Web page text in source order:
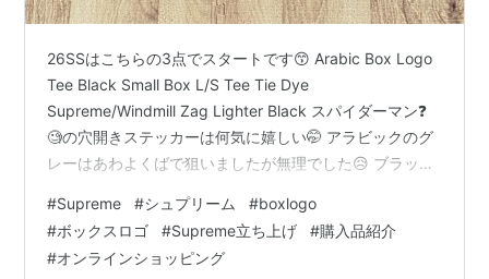
26SSはこちらの3点でスタートです😙 Arabic Box Logo
Tee Black Small Box L/S Tee Tie Dye
Supreme/Windmill Zag Lighter Black スパイダーマン❓
🧐の穴開きステッカーは何気に嬉しい🤭 アラビックのグ
レーはあわよくばで狙いましたが無理でした😥 ブラック
バッテリーも欲しかったけどこちらも撃沈😱 他で気にな
るのは🤔 Distressed Loose Fit Selvedge Jean Washed
White ルーズフィットじゃなければよかったのになー🫢
#Supreme #シュプリーム #boxlogo
#ボックスロゴ #Supreme立ち上げ #購入品紹介
#オンラインショッピング​